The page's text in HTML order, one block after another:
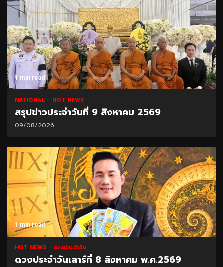
1 min read
NATIONAL HOT NEWS
สรุปข่าวประจำวันที่ 9 สิงหาคม 2569
09/08/2026
1 min read
HOT NEWS ดวงประจำวัน
ดวงประจำวันเสาร์ที่ 8 สิงหาคม พ.ศ.2569